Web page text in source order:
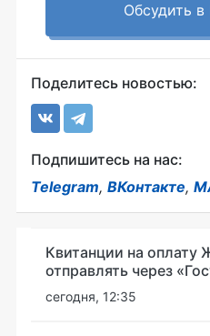
Обсудить в
Поделитесь новостью:
Подпишитесь на нас:
Telegram, ВКонтакте,
Квитанции на оплату
отправлять через
сегодня, 12:35